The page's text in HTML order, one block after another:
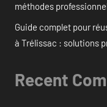
méthodes
Guide complet pour
à Trélissac : solutions
Recent